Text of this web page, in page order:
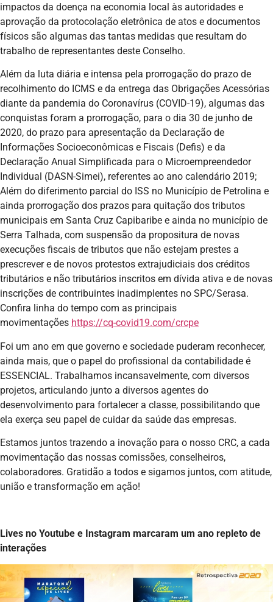
impactos da doença na economia local às autoridades e
aprovação da protocolação eletrônica de atos e documentos
físicos são algumas das tantas medidas que resultam do
trabalho de representantes deste Conselho.
Além da luta diária e intensa pela prorrogação do prazo de
recolhimento do ICMS e da entrega das Obrigações Acessórias
diante da pandemia do Coronavírus (COVID-19), algumas das
conquistas foram a prorrogação, para o dia 30 de junho de
2020, do prazo para apresentação da Declaração de
Informações Socioeconômicas e Fiscais (Defis) e da
Declaração Anual Simplificada para o Microempreendedor
Individual (DASN-Simei), referentes ao ano calendário 2019;
Além do diferimento parcial do ISS no Município de Petrolina e
ainda prorrogação dos prazos para quitação dos tributos
municipais em Santa Cruz Capibaribe e ainda no município de
Serra Talhada, com suspensão da propositura de novas
execuções fiscais de tributos que não estejam prestes a
prescrever e de novos protestos extrajudiciais dos créditos
tributários e não tributários inscritos em dívida ativa e de novas
inscrições de contribuintes inadimplentes no SPC/Serasa.
Confira linha do tempo com as principais
movimentações https://cq-covid19.com/crcpe
Foi um ano em que governo e sociedade puderam reconhecer,
ainda mais, que o papel do profissional da contabilidade é
ESSENCIAL. Trabalhamos incansavelmente, com diversos
projetos, articulando junto a diversos agentes do
desenvolvimento para fortalecer a classe, possibilitando que
ela exerça seu papel de cuidar da saúde das empresas.
Estamos juntos trazendo a inovação para o nosso CRC, a cada
movimentação das nossas comissões, conselheiros,
colaboradores. Gratidão a todos e sigamos juntos, com atitude,
união e transformação em ação!
Lives no Youtube e Instagram marcaram um ano repleto de
interações